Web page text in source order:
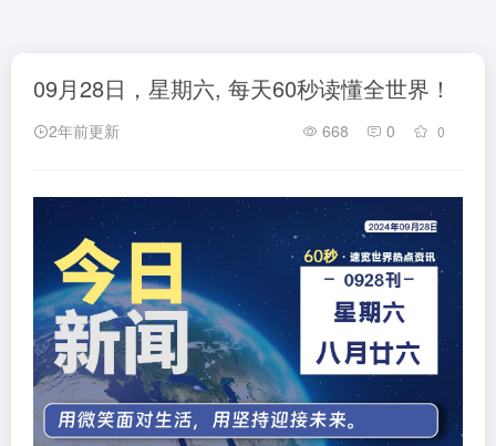
09月28日，星期六, 每天60秒读懂全世界！
2年前更新 668 0 0